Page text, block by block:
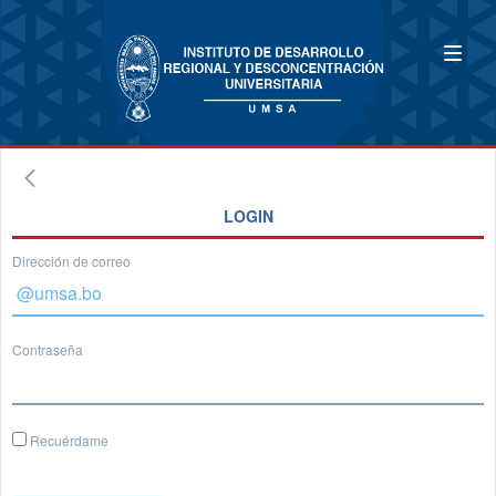
LOGIN
Dirección de correo
Contraseña
Recuérdame